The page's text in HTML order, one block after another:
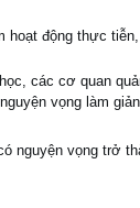
động thực
các cơ quan
vọng làm
nguyện vọng trở